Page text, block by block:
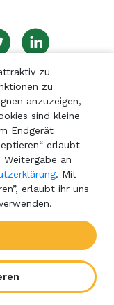
zu
zu
anzuzeigen,
sind kleine
Endgerät
erlaubt
an
. Mit
erlaubt ihr uns